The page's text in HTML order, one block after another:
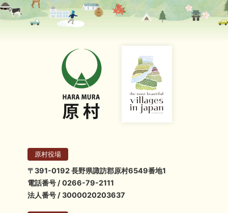
原村役場
〒391-0192 長野県諏訪郡原村6549番地1
電話番号 / 0266-79-2111
法人番号 / 3000020203637